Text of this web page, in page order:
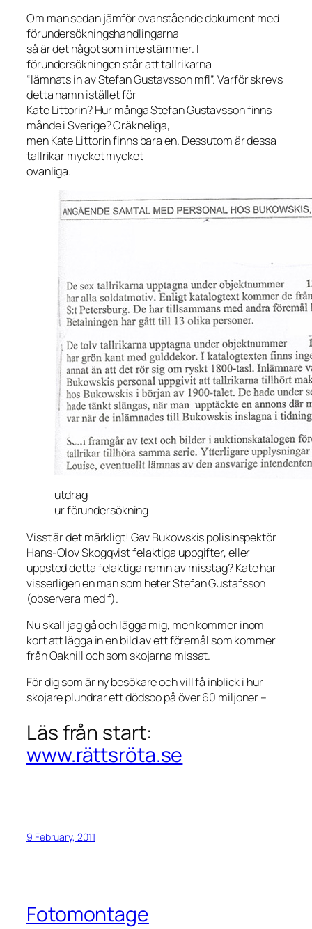
Om man sedan jämför ovanstående dokument med
förundersökningshandlingarna
så är det något som inte stämmer. I
förundersökningen står att tallrikarna
“lämnats in av Stefan Gustavsson mfl”. Varför skrevs
detta namn istället för
Kate Littorin? Hur många Stefan Gustavsson finns
månde i Sverige? Oräkneliga,
men Kate Littorin finns bara en. Dessutom är dessa
tallrikar mycket mycket
ovanliga.
utdrag
ur förundersökning
Visst är det märkligt! Gav Bukowskis polisinspektör
Hans-Olov Skogqvist felaktiga uppgifter, eller
uppstod detta felaktiga namn av misstag? Kate har
visserligen en man som heter Stefan Gustafsson
(observera med f).
Nu skall jag gå och lägga mig, men kommer inom
kort att lägga in en bild av ett föremål som kommer
från Oakhill och som skojarna missat.
För dig som är ny besökare och vill få inblick i hur
skojare plundrar ett dödsbo på över 60 miljoner –
Läs från start:
www.rättsröta.se
9 February, 2011
Fotomontage